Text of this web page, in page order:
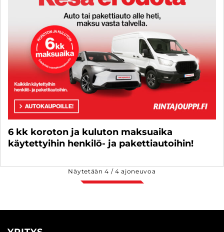
6 kk koroton ja kuluton maksuaika
käytettyihin henkilö- ja pakettiautoihin!
Näytetään4 /4 ajoneuvoa